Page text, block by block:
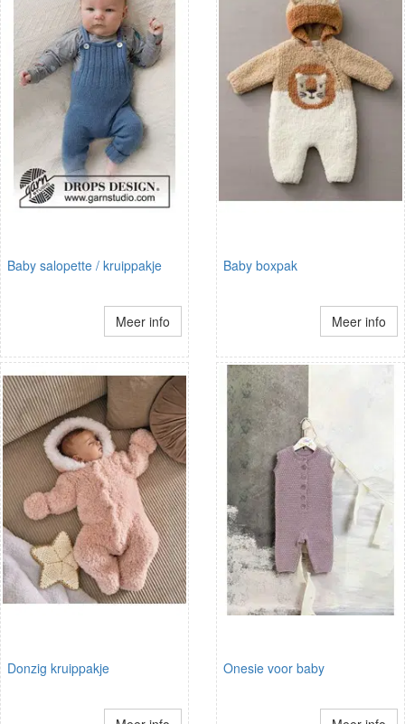
Baby salopette / kruippakje
Meer info
Baby boxpak
Meer info
Donzig kruippakje Onesie voor baby